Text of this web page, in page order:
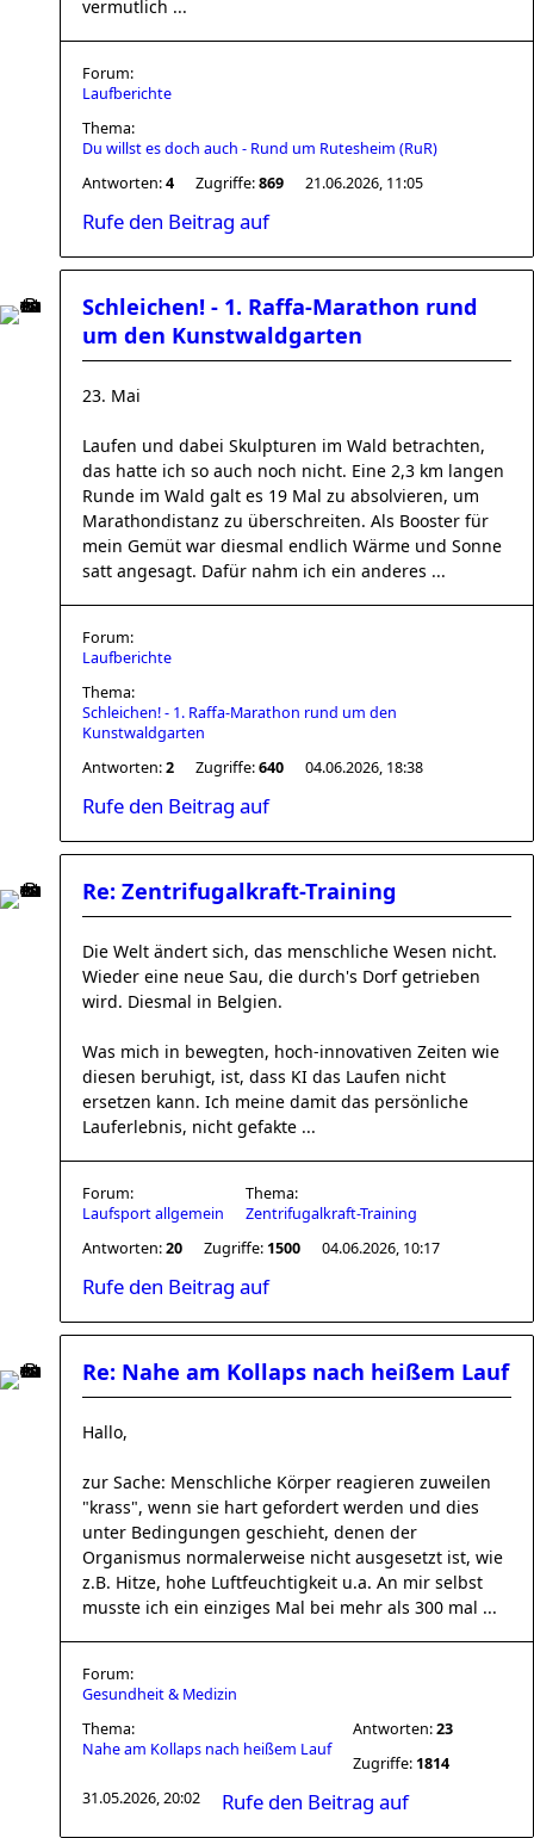
vermutlich ...
Forum:
Laufberichte
Thema:
Du willst es doch auch - Rund um Rutesheim (RuR)
Antworten:4 Zugriffe:869 21.06.2026, 11:05
Rufe den Beitrag auf
Schleichen! - 1. Raffa-Marathon rund
um den Kunstwaldgarten
23. Mai
Laufen und dabei Skulpturen im Wald betrachten,
das hatte ich so auch noch nicht. Eine 2,3 km langen
Runde im Wald galt es 19 Mal zu absolvieren, um
Marathondistanz zu überschreiten. Als Booster für
mein Gemüt war diesmal endlich Wärme und Sonne
satt angesagt. Dafür nahm ich ein anderes ...
Forum:
Laufberichte
Thema:
Schleichen! - 1. Raffa-Marathon rund um den
Kunstwaldgarten
Antworten:2 Zugriffe:640 04.06.2026, 18:38
Rufe den Beitrag auf
Re: Zentrifugalkraft-Training
Die Welt ändert sich, das menschliche Wesen nicht.
Wieder eine neue Sau, die durch's Dorf getrieben
wird. Diesmal in Belgien.
Was mich in bewegten, hoch-innovativen Zeiten wie
diesen beruhigt, ist, dass KI das Laufen nicht
ersetzen kann. Ich meine damit das persönliche
Lauferlebnis, nicht gefakte ...
Forum:
Laufsport allgemein
Thema:
Zentrifugalkraft-Training
Antworten:20 Zugriffe: 1500 04.06.2026, 10:17
Rufe den Beitrag auf
Re: Nahe am Kollaps nach heißem Lauf
Hallo,
zur Sache: Menschliche Körper reagieren zuweilen
"krass", wenn sie hart gefordert werden und dies
unter Bedingungen geschieht, denen der
Organismus normalerweise nicht ausgesetzt ist, wie
z.B. Hitze, hohe Luftfeuchtigkeit u.a. An mir selbst
musste ich ein einziges Mal bei mehr als 300 mal ...
Forum:
Gesundheit & Medizin
Thema:
Nahe am Kollaps nach heißem Lauf
Antworten:23
Zugriffe: 1814
31.05.2026, 20:02
Rufe den Beitrag auf